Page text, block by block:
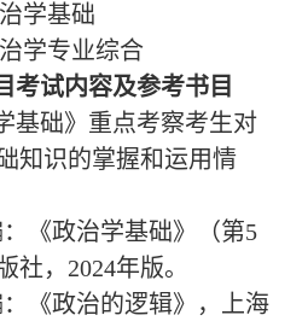
学基础
学专业综合
考试内容及参考书目
基础》重点考察考生对
知识的掌握和运用情
《政治学基础》（第5
社，2024年版。
《政治的逻辑》，上海